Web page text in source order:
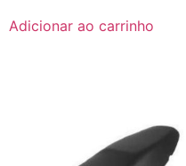
Adicionar ao carrinho